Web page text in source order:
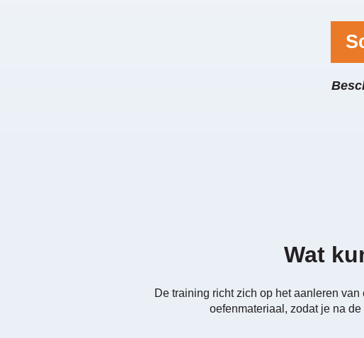
Wat
De training richt zich op het aanleren
oefenmateriaal, zodat je na